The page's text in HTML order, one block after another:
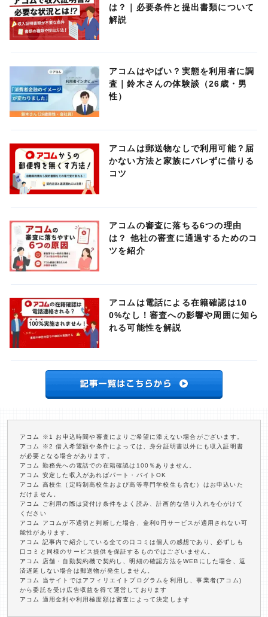
は？｜必要条件と提出書類について
解説
アコムはやばい？実態を利用者に調
査｜鈴木さんの体験談（26歳・男
性）
アコムは郵送物なしで利用可能？届
かない方法と家族にバレずに借りる
コツ
アコムの審査に落ちる6つの理由
は？ 他社の審査に通過するためのコ
ツを紹介
アコムは電話による在籍確認は10
0%なし！審査への影響や周囲に知ら
れる可能性を解説
アコム ※1 お申込時間や審査によりご希望に添えない場合がございます。
アコム ※2 借入希望額や条件によっては、身分証明書以外にも収入証明書
が必要となる場合があります。
アコム 勤務先への電話での在籍確認は100％ありません。
アコム 安定した収入があればパート・バイトOK
アコム 高校生（定時制高校生および高等専門学校生も含む）はお申込いた
だけません。
アコム ご利用の際は貸付け条件をよく読み、計画的な借り入れを心がけて
ください
アコム アコムが不適切と判断した場合、金利0円サービスが適用されない可
能性があります。
アコム 記事内で紹介している全ての口コミは個人の感想であり、必ずしも
口コミと同様のサービス提供を保証するものではございません。
アコム 店舗・自動契約機で契約し、明細の確認方法をWEBにした場合、返
済遅延しない場合は郵送物が発生しません。
アコム 当サイトではアフィリエイトプログラムを利用し、事業者(アコム)
から委託を受け広告収益を得て運営しております
アコム 適用金利や利用極度額は審査によって決定します